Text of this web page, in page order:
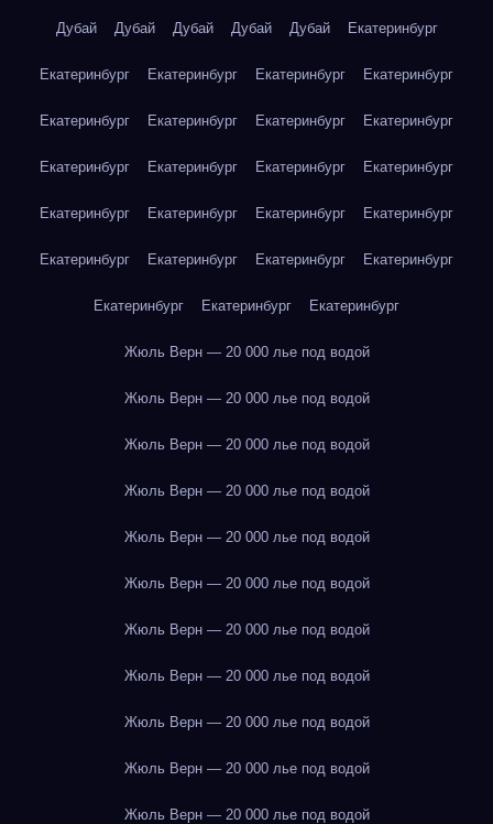
Дубай Дубай Дубай Дубай Дубай Екатеринбург
Екатеринбург Екатеринбург Екатеринбург Екатеринбург
Екатеринбург Екатеринбург Екатеринбург Екатеринбург
Екатеринбург Екатеринбург Екатеринбург Екатеринбург
Екатеринбург Екатеринбург Екатеринбург Екатеринбург
Екатеринбург Екатеринбург Екатеринбург Екатеринбург
Екатеринбург Екатеринбург Екатеринбург
Жюль Верн — 20 000 лье под водой
Жюль Верн — 20 000 лье под водой
Жюль Верн — 20 000 лье под водой
Жюль Верн — 20 000 лье под водой
Жюль Верн — 20 000 лье под водой
Жюль Верн — 20 000 лье под водой
Жюль Верн — 20 000 лье под водой
Жюль Верн — 20 000 лье под водой
Жюль Верн — 20 000 лье под водой
Жюль Верн — 20 000 лье под водой
Жюль Верн — 20 000 лье под водой